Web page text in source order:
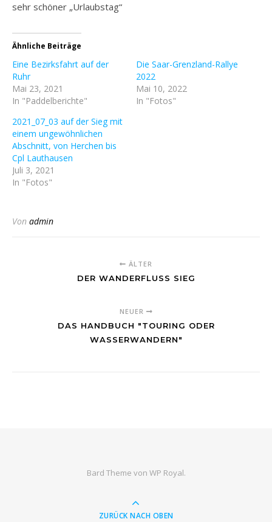
sehr schöner „Urlaubstag“
Ähnliche Beiträge
Eine Bezirksfahrt auf der
Ruhr
Mai 23, 2021
In "Paddelberichte"
Die Saar-Grenzland-Rallye
2022
Mai 10, 2022
In "Fotos"
2021_07_03 auf der Sieg mit
einem ungewöhnlichen
Abschnitt, von Herchen bis
Cpl Lauthausen
Juli 3, 2021
In "Fotos"
Von admin
ÄLTER
DER WANDERFLUSS SIEG
NEUER
DAS HANDBUCH "TOURING ODER
WASSERWANDERN"
Bard Theme von WP Royal.
ZURÜCK NACH OBEN